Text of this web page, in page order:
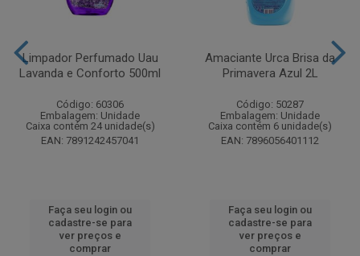
Limpador Perfumado Uau
Lavanda e Conforto 500ml
Código: 60306
Embalagem: Unidade
Caixa contém 24 unidade(s)
EAN: 7891242457041
Faça seu login ou
cadastre-se para
ver preços e
comprar
Amaciante Urca Brisa da
Primavera Azul 2L
Código: 50287
Embalagem: Unidade
Caixa contém 6 unidade(s)
EAN: 7896056401112
Faça seu login ou
cadastre-se para
ver preços e
comprar